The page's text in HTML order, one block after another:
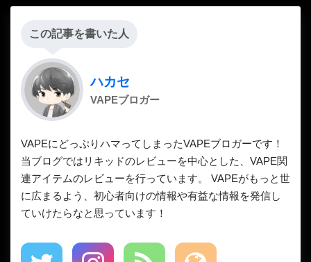
この記事を書いた人
ハカセ
VAPEブロガー
VAPEにどっぷりハマってしまったVAPEブロガーです！
当ブログではリキッドのレビューを中心とした、VAPE関
連アイテムのレビューを行っています。 VAPEがもっと世
に広まるよう、初心者向けの情報や有益な情報を発信し
ていけたらなと思っています！